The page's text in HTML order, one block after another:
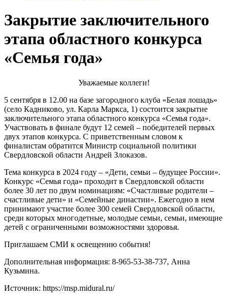
Закрытие заключительного
этапа областного конкурса
«Семья года»
Уважаемые коллеги!
5 сентября в 12.00 на базе загородного клуба «Белая лошадь»
(село Кадниково, ул. Карла Маркса, 1) состоится закрытие
заключительного этапа областного конкурса «Семья года».
Участвовать в финале будут 12 семей – победителей первых
двух этапов конкурса. С приветственным словом к
финалистам обратится Министр социальной политики
Свердловской области Андрей Злоказов.
Тема конкурса в 2024 году – «Дети, семьи – будущее России».
Конкурс «Семья года» проходит в Свердловской области
более 30 лет по двум номинациям: «Счастливые родители –
счастливые дети» и «Семейные династии». Ежегодно в нем
принимают участие более 300 семей Свердловской области,
среди которых многодетные, молодые семьи, семьи, имеющие
детей с ограниченными возможностями здоровья.
Приглашаем СМИ к освещению события!
Дополнительная информация: 8-965-53-38-737, Анна
Кузьмина.
Источник: https://msp.midural.ru/